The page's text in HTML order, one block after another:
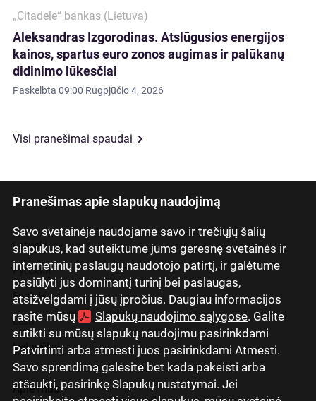
Pranešimas apie slapukų naudojimą
Savo svetainėje naudojame savo ir trečiųjų šalių
slapukus, kad suteiktume jums geresnę svetainės ir
internetinių paslaugų naudotojo patirtį, ir galėtume
pasiūlyti jus dominantį turinį bei paslaugas,
atsižvelgdami į jūsų įpročius. Daugiau informacijos
rasite mūsų
Slapukų naudojimo sąlygose. Galite
sutikti su mūsų slapukų naudojimu pasirinkdami
Patvirtinti arba atmesti juos pasirinkdami Atmesti.
Savo sprendimą galėsite bet kada pakeisti arba
atšaukti, pasirinkę Slapukų nustatymai. Jei
„Citadele“ bankas (Lietuva)
Aleksandras Izgorodinas. Atslūgusios energijos
kainos, spartus euro zonos augimas ir palūkanų
didinimo lūkesčiai
Paskelbta 09:00 Rugpjūčio 4, 2026
Visi pranešimai spaudai
Latviski
Русский
English
Eesti
Lietuviškai
Apie mus